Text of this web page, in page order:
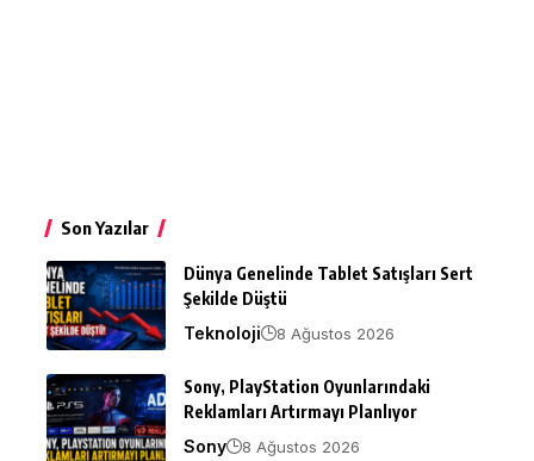
Son Yazılar
Dünya Genelinde Tablet Satışları Sert
Şekilde Düştü
Teknoloji
8 Ağustos 2026
Sony, PlayStation Oyunlarındaki
Reklamları Artırmayı Planlıyor
Sony
8 Ağustos 2026